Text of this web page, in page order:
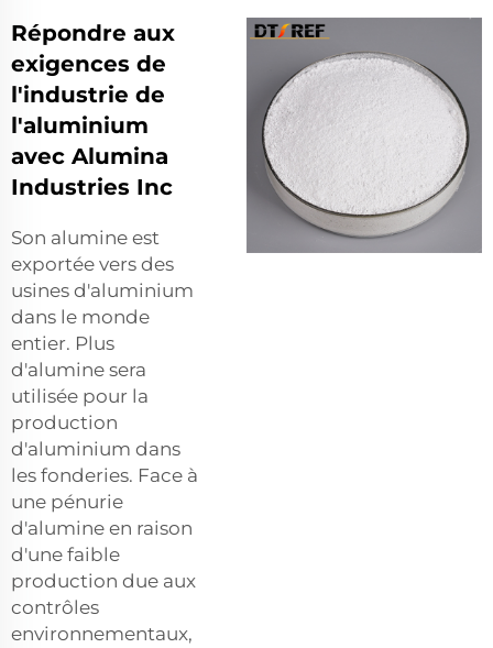
Répondre aux
exigences de
l'industrie de
l'aluminium
avec Alumina
Industries Inc
Son alumine est
exportée vers des
usines d'aluminium
dans le monde
entier. Plus
d'alumine sera
utilisée pour la
production
d'aluminium dans
les fonderies. Face à
une pénurie
d'alumine en raison
d'une faible
production due aux
contrôles
environnementaux,